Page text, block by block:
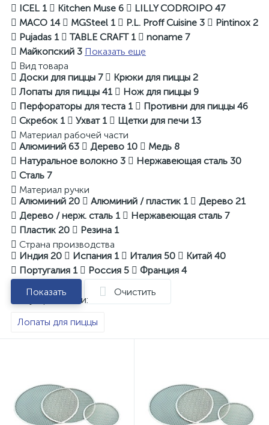
ICEL 1 Kitchen Muse 6 LILLY CODROIPO 47
MACO 14 MGSteel 1 P.L. Proff Cuisine 3 Pintinox 2
Pujadas 1 TABLE CRAFT 1 noname 7
Майкопский 3 Показать еще
Вид товара
Доски для пиццы 7 Крюки для пиццы 2
Лопаты для пиццы 41 Нож для пиццы 9
Перфораторы для теста 1 Противни для пиццы 46
Скребок 1 Ухват 1 Щетки для печи 13
Материал рабочей части
Алюминий 63 Дерево 10 Медь 8
Натуральное волокно 3 Нержавеющая сталь 30
Сталь 7
Материал ручки
Алюминий 20 Алюминий / пластик 1 Дерево 21
Дерево / нерж. сталь 1 Нержавеющая сталь 7
Пластик 20 Резина 1
Страна производства
Индия 20 Испания 1 Италия 50 Китай 40
Португалия 1 Россия 5 Франция 4
Показать
Очистить
Популярные теги:
Лопаты для пиццы